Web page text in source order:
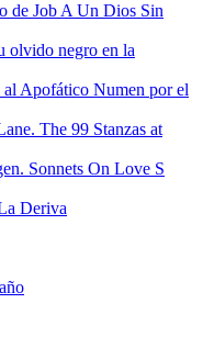
de Job A Un Dios Sin
olvido negro en la
Apofático Numen por el
The 99 Stanzas at
Sonnets On Love S
Deriva